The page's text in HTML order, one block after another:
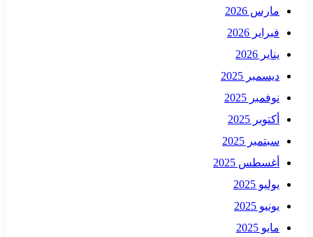
مارس 2026
فبراير 2026
يناير 2026
ديسمبر 2025
نوفمبر 2025
أكتوبر 2025
سبتمبر 2025
أغسطس 2025
يوليو 2025
يونيو 2025
مايو 2025